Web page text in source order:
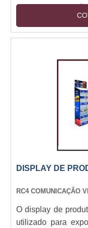
tal equipamento é
tipo de
de tamanho, os
modelos de
DISPLAY DE
RC4 COMUNICAÇÃO
O display de
utilizado para